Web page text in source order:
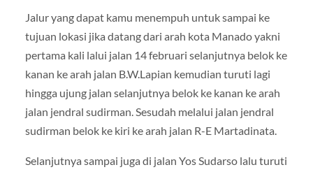
Jalur yang dapat kamu menempuh untuk sampai ke
tujuan lokasi jika datang dari arah kota Manado yakni
pertama kali lalui jalan 14 februari selanjutnya belok ke
kanan ke arah jalan B.W.Lapian kemudian turuti lagi
hingga ujung jalan selanjutnya belok ke kanan ke arah
jalan jendral sudirman. Sesudah melalui jalan jendral
sudirman belok ke kiri ke arah jalan R-E Martadinata.
Selanjutnya sampai juga di jalan Yos Sudarso lalu turuti